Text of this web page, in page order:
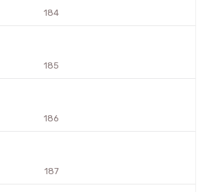
184
185
186
187